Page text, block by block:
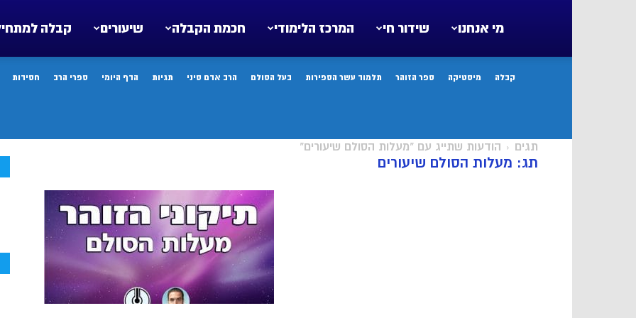
קבלה שיעורים חכמת הקבלה המרכז הלימודי שידור חי מי אנחנו
קבלה מיסטיקה ספר הזוהר תלמוד עשר הספירות בעל הסולם הרב אדם סיני תגיות הדף היומי ספרי הרב חסידות
תגים הודעות שתייג עם "מעלות הסולם שיעורים"
תג: מעלות הסולם שיעורים